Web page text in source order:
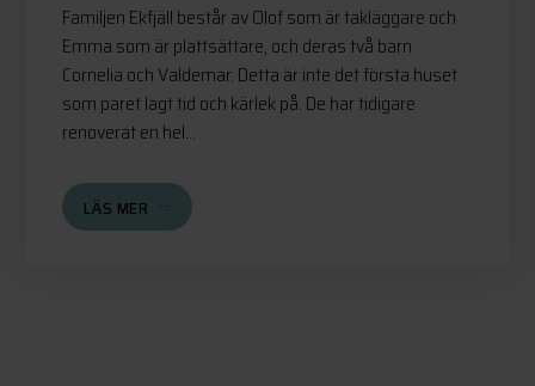
Familjen Ekfjäll består av Olof som är takläggare och
Emma som är plattsättare, och deras två barn
Cornelia och Valdemar. Detta är inte det första huset
som paret lagt tid och kärlek på. De har tidigare
renoverat en hel...
LÄS MER